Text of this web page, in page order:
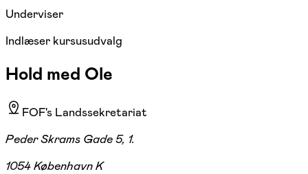
Underviser
Indlæser kursusudvalg
Hold med Ole
FOF's Landssekretariat
Peder Skrams Gade 5, 1.
1054 København K